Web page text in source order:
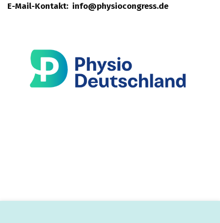
E-Mail-Kontakt:  info@physiocongress.de